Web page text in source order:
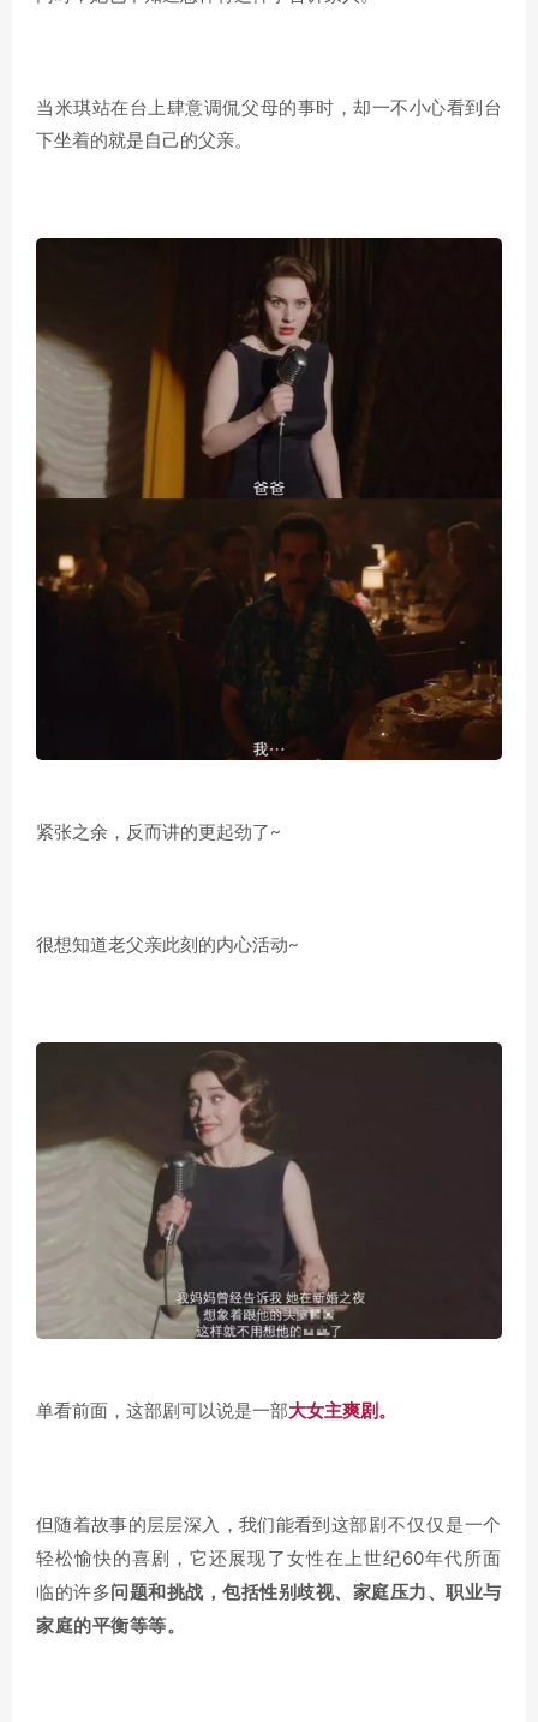
当米琪站在台上肆意调侃父母的事时，却一不小心看到台
下坐着的就是自己的父亲。
紧张之余，反而讲的更起劲了~
很想知道老父亲此刻的内心活动~
单看前面，这部剧可以说是一部大女主爽剧。
但随着故事的层层深入，我们能看到 这部剧不仅仅是一个
轻松愉快的喜剧，它还展现了女性在上世纪60年代所面
临的许多问题和挑战，包括性别歧视、家庭压力、职业与
家庭的平衡等等。